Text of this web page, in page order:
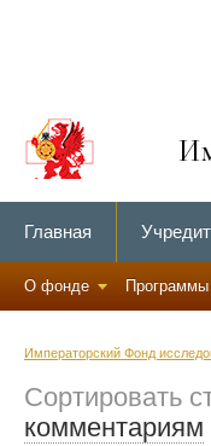
Главная
О фонде
Императорский Фонд
Сортировать
комментариям